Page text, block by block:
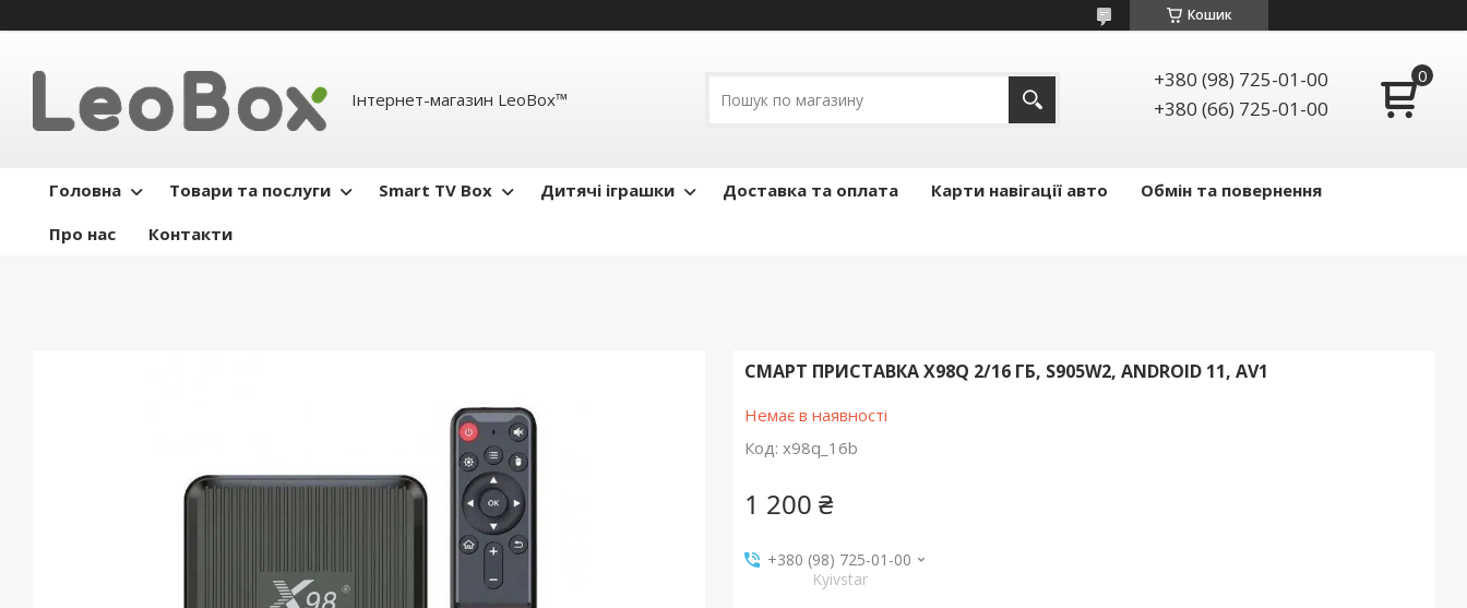
Кошик
Інтернет-магазин LeoBox™
+380 (98) 725-01-00
+380 (66) 725-01-00
Головна Товари та послуги Smart TV Box Дитячі іграшки Доставка та оплата Карти навігації авто
Обмін та повернення
Про нас
Контакти
СМАРТ ПРИСТАВКА X98Q 2/16 ГБ, S905W2, ANDROID 11, AV1
Немає в наявності
Код: x98q_16b
1 200 ₴
+380 (98) 725-01-00
Kyivstar